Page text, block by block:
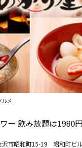
ー 飲み放題は1980円
沢市昭和町15-19 昭和町ビ
ルメ